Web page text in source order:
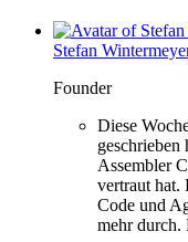
Stefan
Founder
Diese
geschrieben
Assembler
vertraut hat.
Code und
mehr durch.